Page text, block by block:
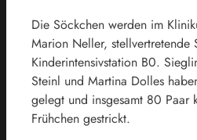
Die Söckchen werden im
Marion Neller, stellvertretende
Kinderintensivstation B0.
Steinl und Martina Dolles
gelegt und insgesamt 80 Paar
Frühchen gestrickt.